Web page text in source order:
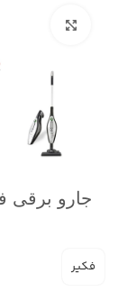
جارو برقی
فکیر